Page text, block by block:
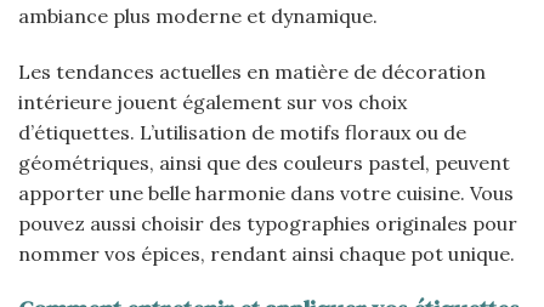
ambiance plus moderne et dynamique.
Les tendances actuelles en matière de décoration
intérieure jouent également sur vos choix
d’étiquettes. L’utilisation de motifs floraux ou de
géométriques, ainsi que des couleurs pastel, peuvent
apporter une belle harmonie dans votre cuisine. Vous
pouvez aussi choisir des typographies originales pour
nommer vos épices, rendant ainsi chaque pot unique.